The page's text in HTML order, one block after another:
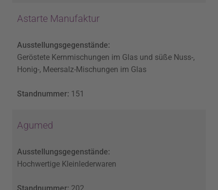
Astarte Manufaktur
Ausstellungsgegenstände:
Geröstete Kernmischungen im Glas und süße Nuss-,
Honig-, Meersalz-Mischungen im Glas
Standnummer: 151
Agumed
Ausstellungsgegenstände:
Hochwertige Kleinlederwaren